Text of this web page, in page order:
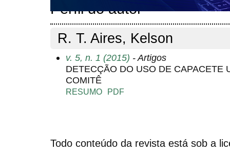
Perfil do autor
R. T. Aires, Kelson
v. 5, n. 1 (2015) - Artigos
DETECÇÃO DO USO DE CAPACETE
COMITÊ
RESUMO PDF
Todo conteúdo da revista está sob a